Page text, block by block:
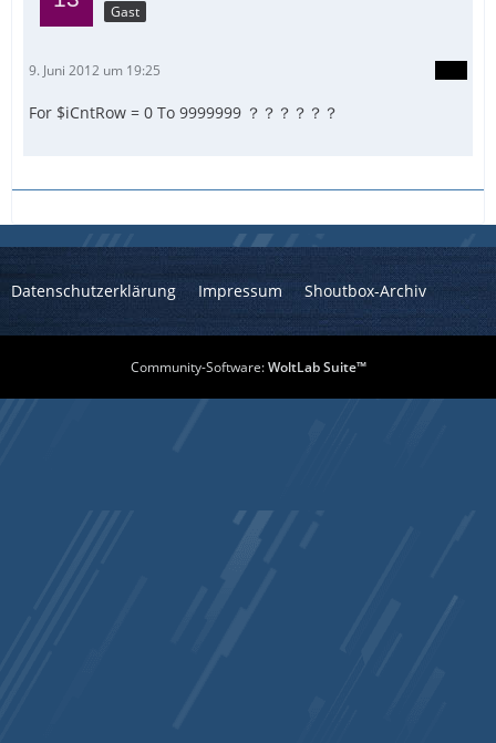
Gast
9. Juni 2012 um 19:25
For $iCntRow = 0 To 9999999 ？？？？？？
Datenschutzerklärung Impressum Shoutbox-Archiv
Community-Software:WoltLab Suite™